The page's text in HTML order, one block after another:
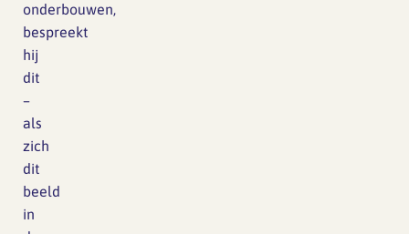
onderbouwen,
bespreekt
hij
dit
–
als
zich
dit
beeld
in